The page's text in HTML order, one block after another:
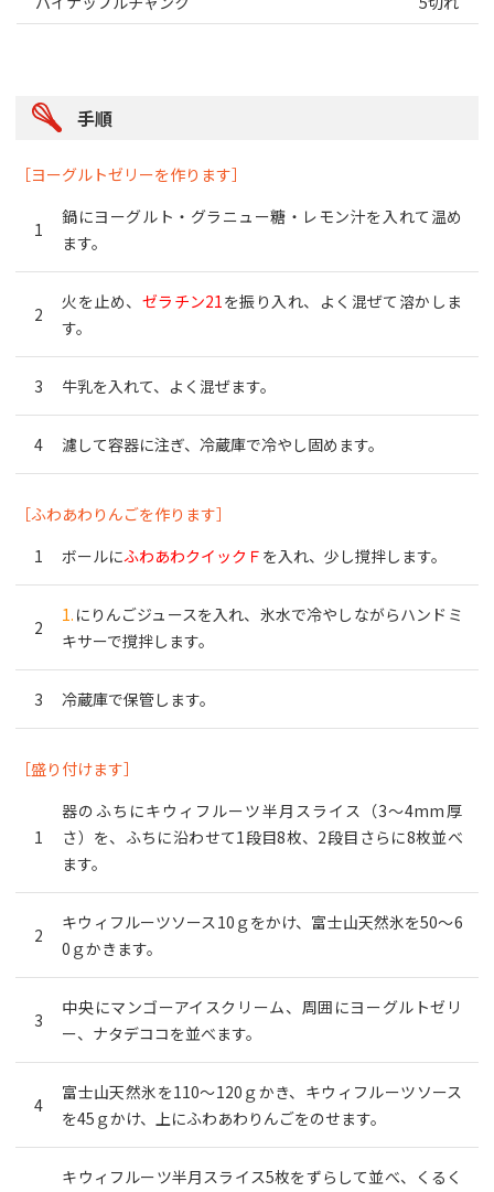
手順
［ヨーグルトゼリーを作ります］
鍋にヨーグルト・グラニュー糖・レモン汁を入れて温め
ます。
火を止め、 ゼラチン21を振り入れ、よく混ぜて溶かしま
す。
牛乳を入れて、よく混ぜます。
濾して容器に注ぎ、冷蔵庫で冷やし固めます。
［ふわあわりんごを作ります］
ボールにふわあわクイックＦ を入れ、少し撹拌します。
1. にりんごジュースを入れ、氷水で冷やしながらハンドミ
キサーで撹拌します。
冷蔵庫で保管します。
［盛り付けます］
器のふちにキウィフルーツ半月スライス（3～4mm厚
さ）を、ふちに沿わせて1段目8枚、2段目さらに8枚並べ
ます。
キウィフルーツソース10ｇをかけ、富士山天然氷を50～6
0ｇかきます。
中央にマンゴーアイスクリーム、周囲にヨーグルトゼリ
ー、ナタデココを並べます。
富士山天然氷を110～120ｇかき、キウィフルーツソース
を45ｇかけ、上にふわあわりんごをのせます。
キウィフルーツ半月スライス5枚をずらして並べ、くるく